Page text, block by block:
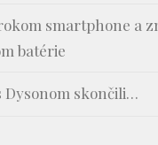
smartphone a
batérie
Dysonom skončili…